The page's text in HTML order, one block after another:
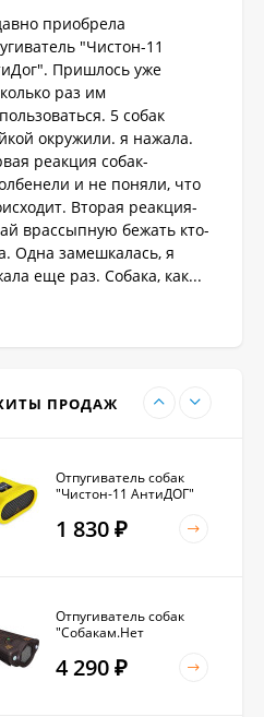
приобрела
"Чистон-11
Пришлось уже
раз им
5 собак
окружили. я нажала.
реакция собак-
и не поняли, что
Вторая реакция-
врассыпную бежать кто-
Одна замешкалась, я
еще раз. Собака, как...
ПРОДАЖ
Электроошейник для
дрессировки собак
«PET998DB»
3 480₽
Ошейник антилай
1 890₽
Отпугиватель собак
"Чистон-11 АнтиДОГ"
1 830 ₽
Отпугиватель собак
"Собакам.Нет
4 290 ₽